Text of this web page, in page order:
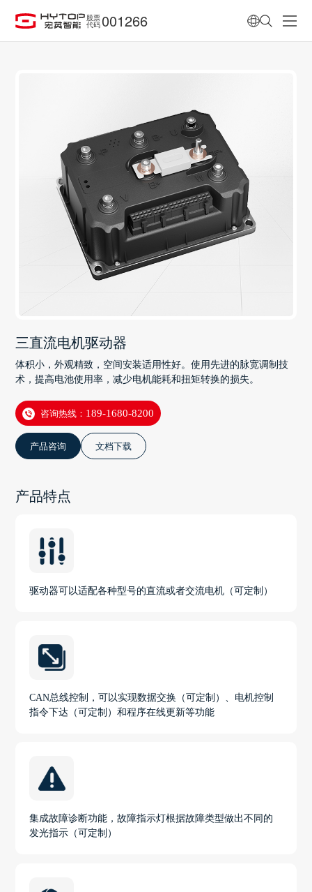
股票
代码 001266
三直流电机驱动器
体积小，外观精致，空间安装适用性好。使用先进的脉宽调制技
术，提高电池使用率，减少电机能耗和扭矩转换的损失。
咨询热线： 189-1680-8200
产品咨询 文档下载
产品特点
驱动器可以适配各种型号的直流或者交流电机（可定制）
CAN总线控制，可以实现数据交换（可定制）、电机控制
指令下达（可定制）和程序在线更新等功能
集成故障诊断功能，故障指示灯根据故障类型做出不同的
发光指示（可定制）